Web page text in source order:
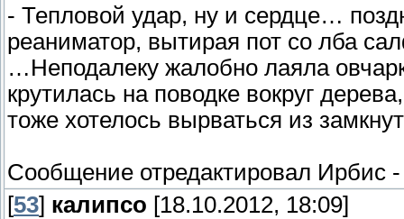
- Тепловой удар, ну и сердце…
реаниматор, вытирая пот со лба
…Неподалеку жалобно лаяла
крутилась на поводке вокруг
тоже хотелось вырваться из
Сообщение отредактировал Ирбис
[53] калипсо [18.10.2012, 18:09]